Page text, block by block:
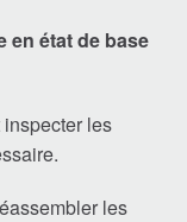
fin
en état de base
les
les